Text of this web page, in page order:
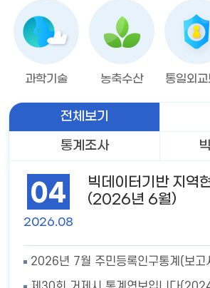
과학기술 농축수산 통일외
전체보기
통계조사
04
2026.08
빅데이터기반 지역
(2026년 6월)